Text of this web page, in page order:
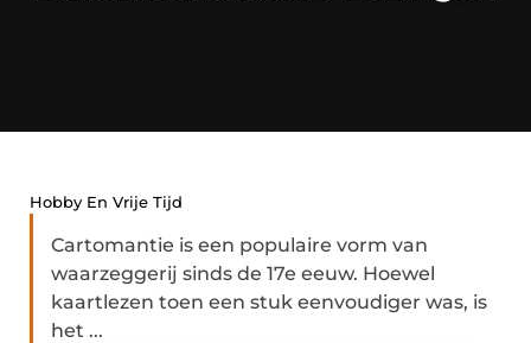
Hobby En Vrije Tijd
Cartomantie is een populaire vorm van
waarzeggerij sinds de 17e eeuw. Hoewel
kaartlezen toen een stuk eenvoudiger was, is
het ...